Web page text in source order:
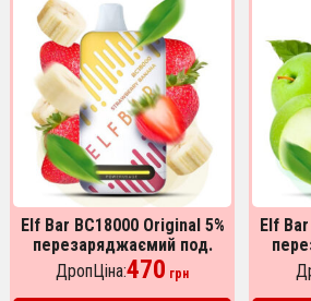
Elf Bar BC18000 Original 5%
перезаряджаємий под.
Полуниця Банан (Strawberry
Banana)
ДропЦіна:470 грн
Elf